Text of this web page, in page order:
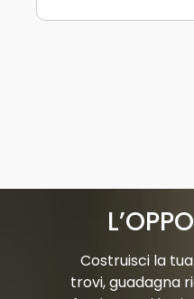
Costruisci la
trovi, guadagna